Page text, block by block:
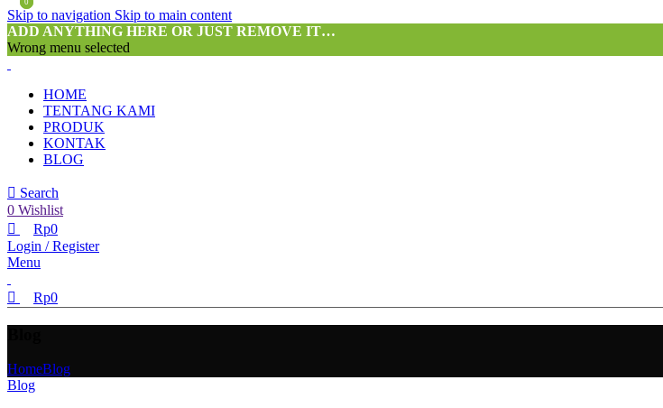
Skip to navigation Skip to main content
ADD ANYTHING HERE OR JUST REMOVE IT…
Wrong menu selected
HOME
TENTANG KAMI
PRODUK
KONTAK
BLOG
Search
0 Wishlist
0
Rp0
Login / Register
Menu
0
Rp0
HomeBlog
Blog